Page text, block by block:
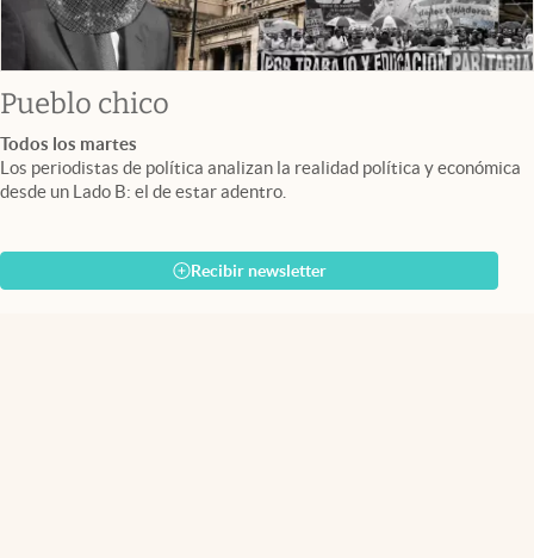
Pueblo chico
Todos los martes
Los periodistas de política analizan la realidad política y económica
desde un Lado B: el de estar adentro.
Recibir newsletter